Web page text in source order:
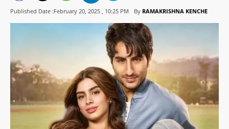
Published Date :February 20, 2025 , 10:25 PM By RAMAKRISHNA KENCHE